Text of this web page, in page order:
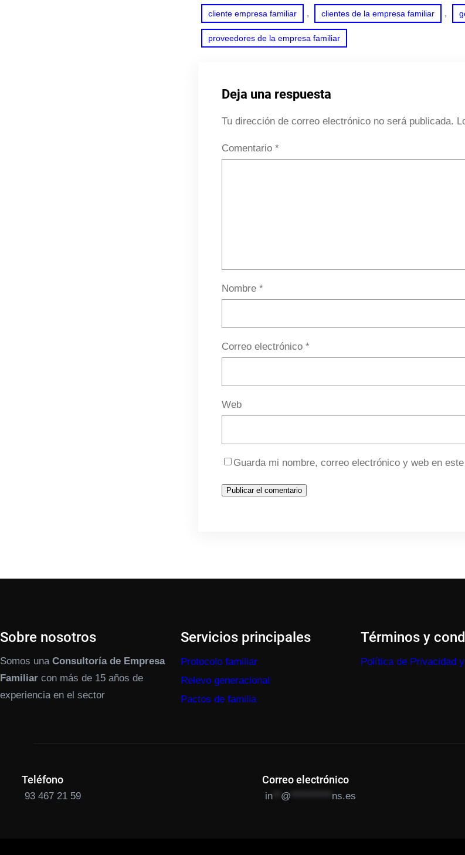
cliente empresa familiar , clientes de la empresa familiar ,
proveedores de la empresa familiar
Deja una respuesta
Tu dirección de correo electrónico no será publicada.
Comentario *
Nombre *
Correo electrónico *
Web
Guarda mi nombre, correo electrónico y web en
Sobre nosotros
Somos una Consultoría de Empresa
Familiar con más de 15 años de
experiencia en el sector
Servicios principales
Protocolo familiar
Relevo generacional
Pactos de familia
Términos y
Política de Privacidad
Teléfono
93 467 21 59
Correo electrónico
in @ ns.es